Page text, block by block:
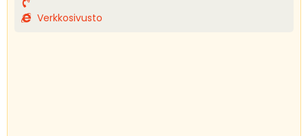
Verkkosivusto